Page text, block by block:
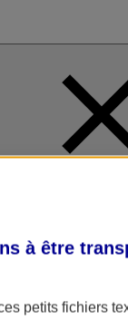
à être
petits fichiers